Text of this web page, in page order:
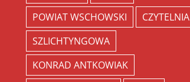
POWIAT WSCHOWSKI
CZYTELNIA
SZLICHTYNGOWA
KONRAD ANTKOWIAK